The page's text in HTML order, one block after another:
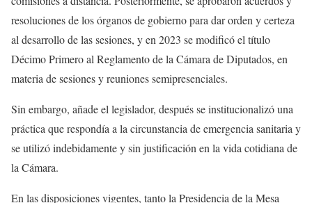
resoluciones de los órganos de gobierno para dar orden y certeza
al desarrollo de las sesiones, y en 2023 se modificó el título
Décimo Primero al Reglamento de la Cámara de Diputados, en
materia de sesiones y reuniones semipresenciales.
Sin embargo, añade el legislador, después se institucionalizó una
práctica que respondía a la circunstancia de emergencia sanitaria y
se utilizó indebidamente y sin justificación en la vida cotidiana de
la Cámara.
En las disposiciones vigentes, tanto la Presidencia de la Mesa